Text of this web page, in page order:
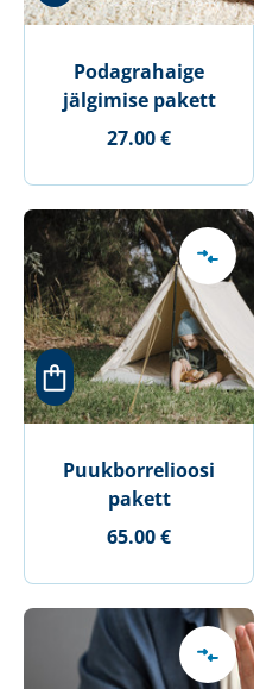
Podagrahaige
jälgimise pakett
27.00 €
Puukborrelioosi
pakett
65.00 €